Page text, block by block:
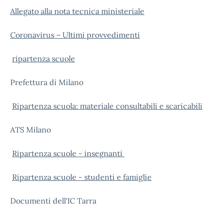
Allegato alla nota tecnica ministeriale
Coronavirus – Ultimi provvedimenti
ripartenza scuole
Prefettura di Milano
Ripartenza scuola: materiale consultabili e scaricabili
ATS Milano
Ripartenza scuole - insegnanti
Ripartenza scuole - studenti e famiglie
Documenti dell'IC Tarra